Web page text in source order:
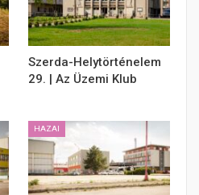
Szerda-Helytörténelem
29. | Az Üzemi Klub
HAZAI